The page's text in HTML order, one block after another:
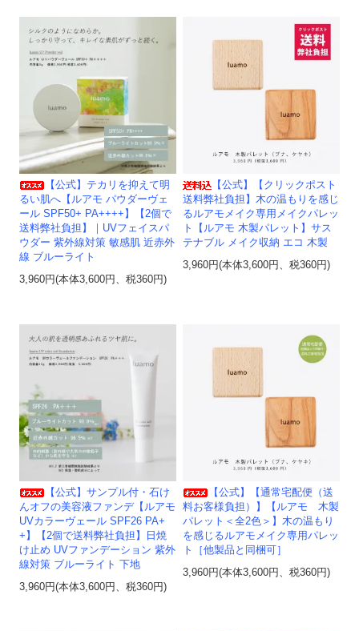
【公式】テカリを抑えて明
るい肌へ【ルアモ パウダーヴェ
ール SPF50+ PA++++】【2個で
送料弊社負担】｜UVフェイスパ
ウダー 紫外線対策 敏感肌 近赤外
線 ブルーライト
3,960円(本体3,600円、税360円)
【公式】【クリックポスト
送料弊社負担】木の温もりを感じ
るルアモメイク専用メイクパレッ
ト【ルアモ 木製パレット】サス
テナブル メイク収納 エコ 木製
3,960円(本体3,600円、税360円)
【公式】サンプル付・石け
んオフの美容液ファンデ【ルアモ
UVカラーヴェール SPF26 PA+
+】【2個で送料弊社負担】日焼
け止め UVファンデーション 紫外
線対策 ブルーライト 下地
3,960円(本体3,600円、税360円)
【公式】【通常宅配便（送
料お客様負担）】【ルアモ 木製
パレット＜全2色＞】木の温もり
を感じるルアモメイク専用パレッ
ト［他製品と同梱可］
3,960円(本体3,600円、税360円)